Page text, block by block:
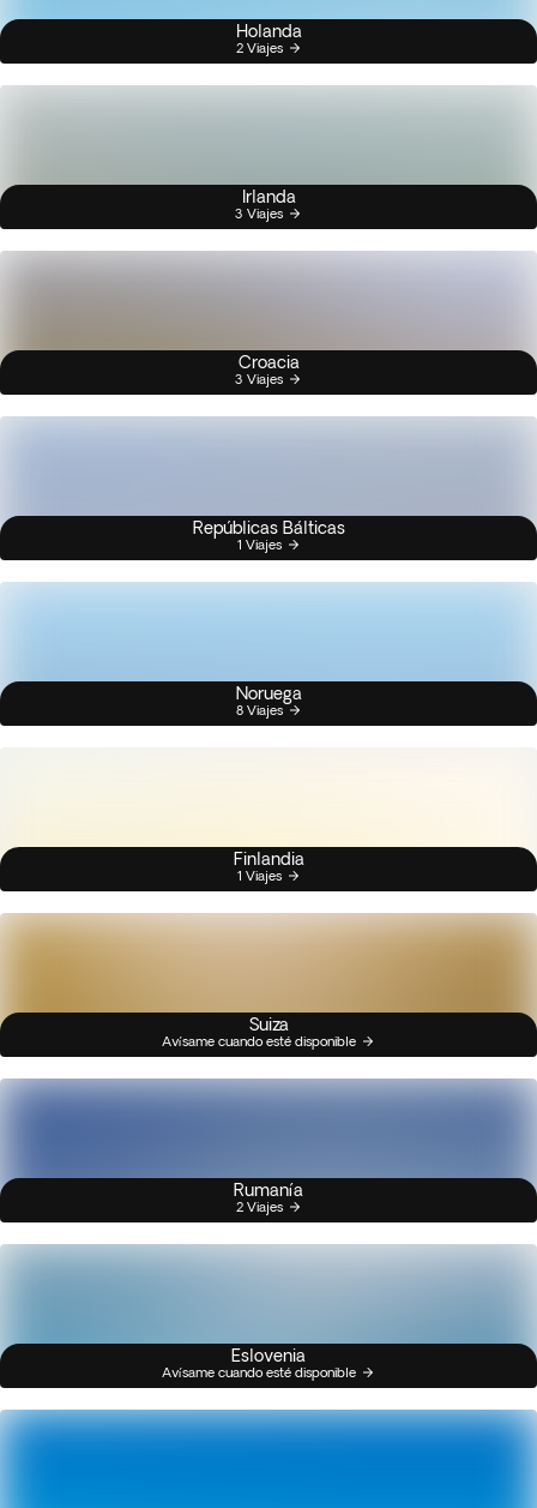
Holanda
2 Viajes
Irlanda
3 Viajes
Croacia
3 Viajes
Repúblicas Bálticas
1 Viajes
Noruega
8 Viajes
Finlandia
1 Viajes
Suiza
Avísame cuando esté disponible
Rumanía
2 Viajes
Eslovenia
Avísame cuando esté disponible